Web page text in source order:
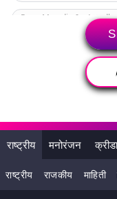
Ram Mandir In
Ram Temple Aarti
राष्ट्रीय मनोरंजन क्रीडा
राष्ट्रीय राजकीय माहिती